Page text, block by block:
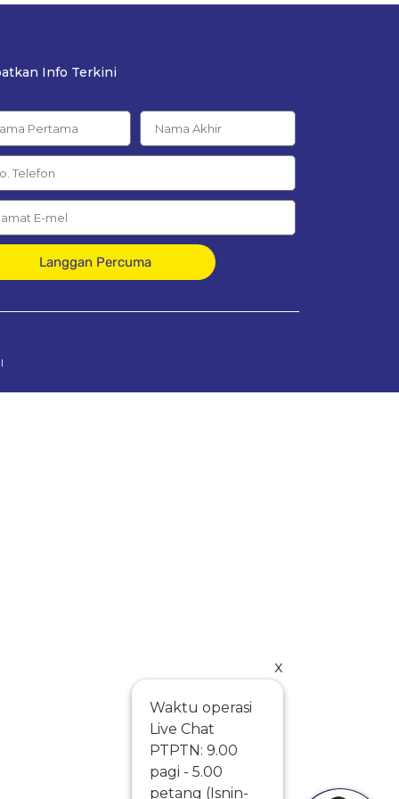
x
Waktu operasi
Live Chat
PTPTN: 9.00
pagi - 5.00
petang (Isnin-
Info Terkini
Langgan Percuma